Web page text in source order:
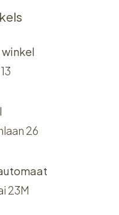
winkel
26
23M